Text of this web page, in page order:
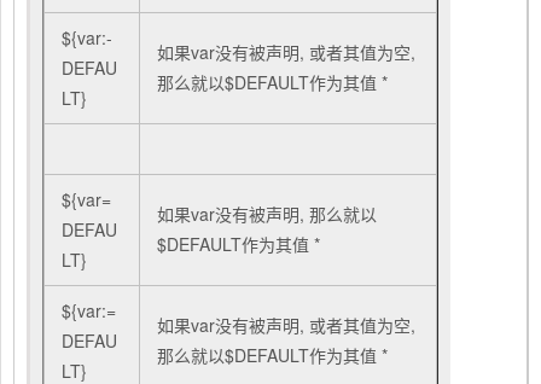
${var:-
DEFAU
LT}
如果var没有被声明, 或者其值为空,
那么就以$DEFAULT作为其值 *
${var=
DEFAU
LT}
如果var没有被声明, 那么就以
$DEFAULT作为其值 *
${var:=
DEFAU
LT}
如果var没有被声明, 或者其值为空,
那么就以$DEFAULT作为其值 *